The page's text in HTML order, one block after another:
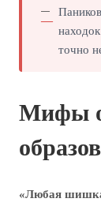
точно
Мифы
«Любая